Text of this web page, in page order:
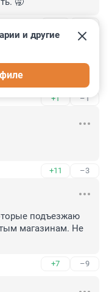
+1 –1
и другие
+11 –3
подъезжаю
магазинам. Не
+7 –9